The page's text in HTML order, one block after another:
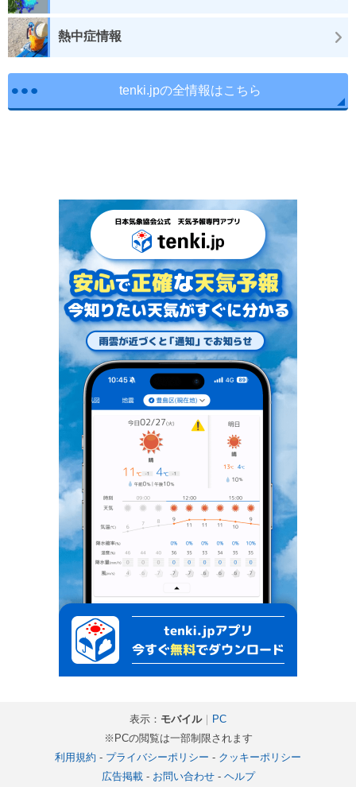
熱中症情報
tenki.jpの全情報はこちら
表示： モバイル｜ PC
※PCの閲覧は一部制限されます
利用規約 - プライバシーポリシー - クッキーポリシー
広告掲載- お問い合わせ- ヘルプ